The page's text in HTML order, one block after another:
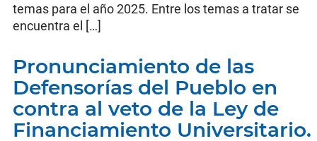
temas para el año 2025. Entre los temas a tratar se
encuentra el […]
Pronunciamiento de las
Defensorías del Pueblo en
contra al veto de la Ley de
Financiamiento Universitario.